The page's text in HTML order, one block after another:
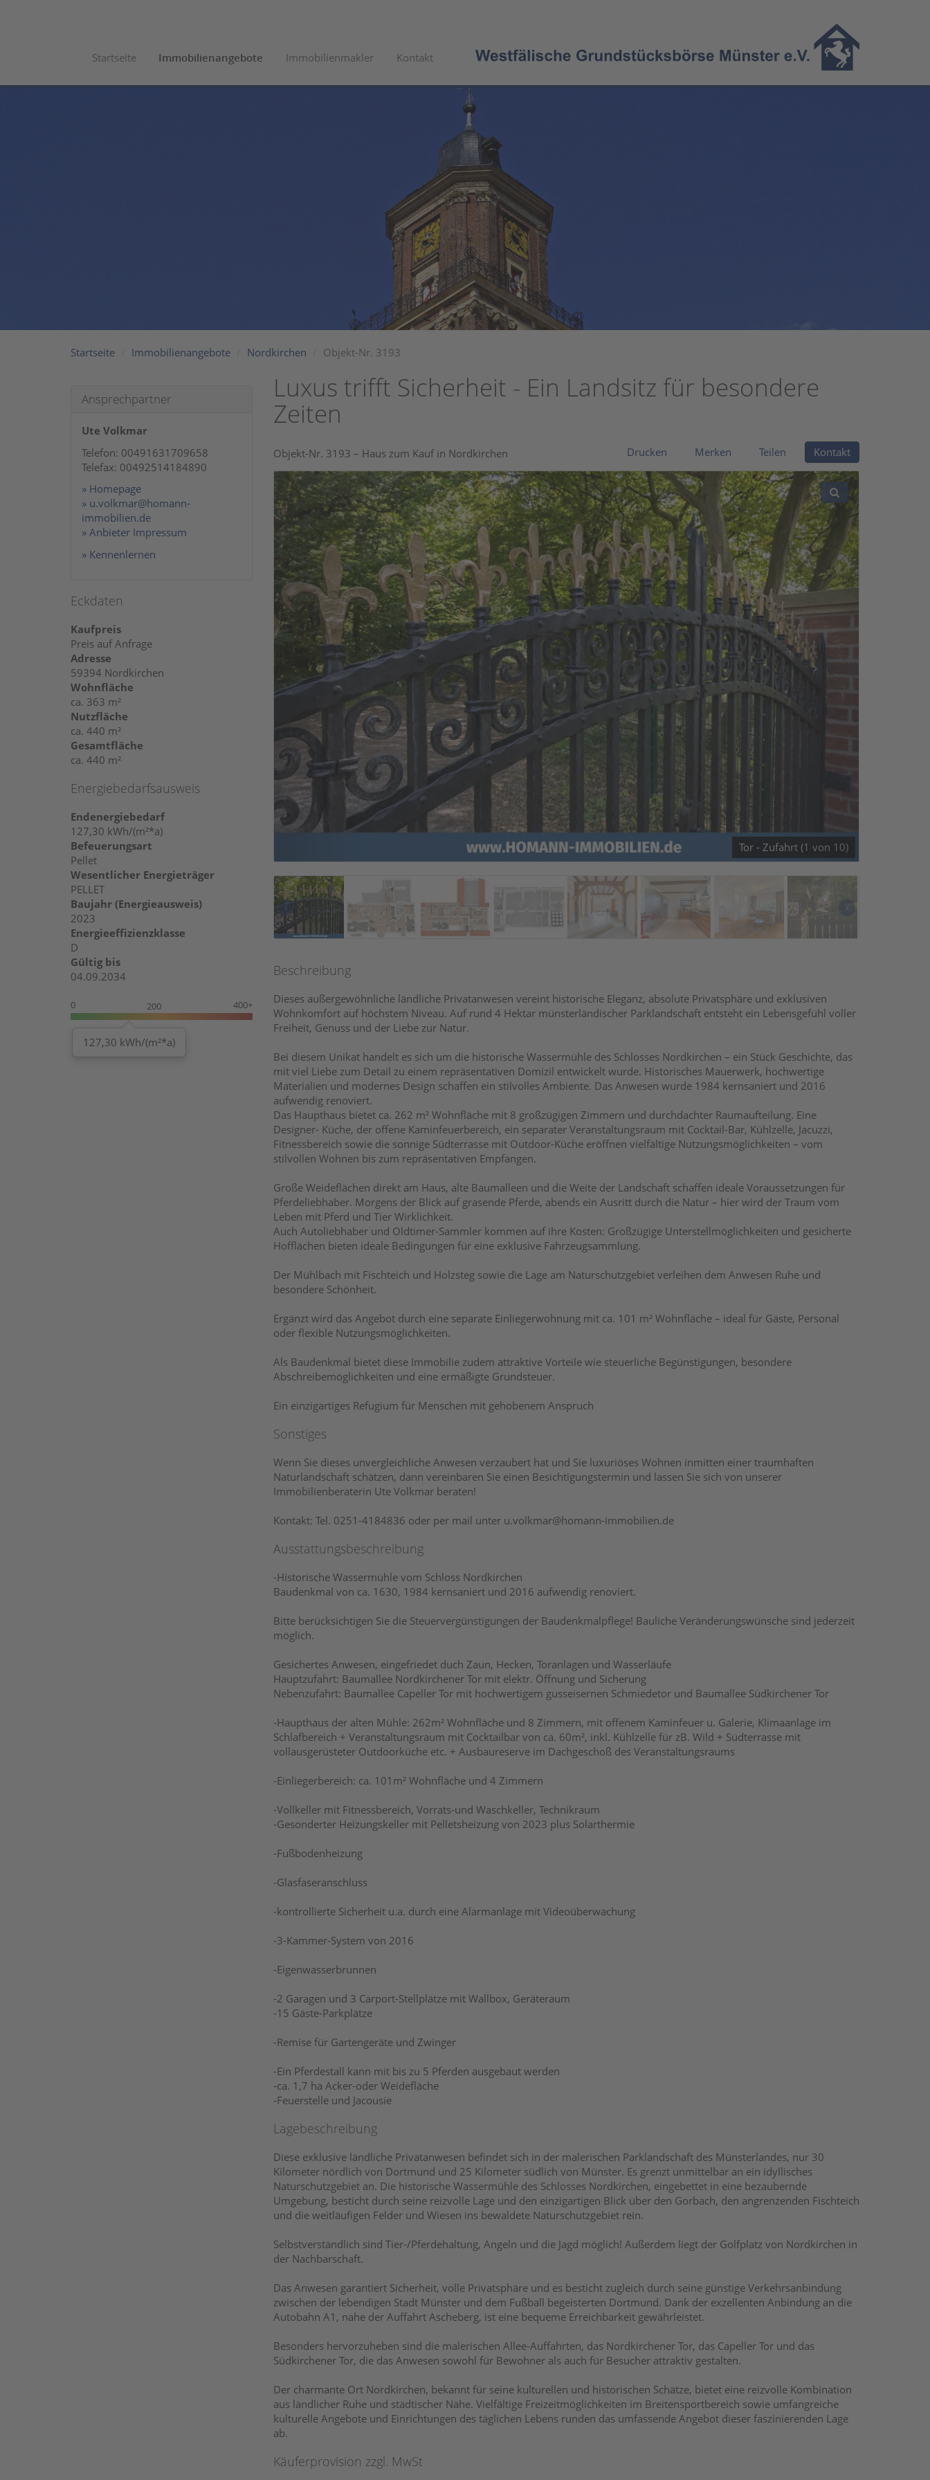
Startseite Immobilienangebote Immobilienmakler Kontakt
Startseite Immobilienangebote Nordkirchen Objekt-Nr. 3193
Ansprechpartner
Ute Volkmar
Telefon: 00491631709658
Telefax: 00492514184890
» Homepage
» u.volkmar@homann-
immobilien.de
» Anbieter Impressum
» Kennenlernen
Eckdaten
Kaufpreis
Preis auf Anfrage
Adresse
59394 Nordkirchen
Wohnfläche
ca. 363 m²
Nutzfläche
ca. 440 m²
Gesamtfläche
ca. 440 m²
Energiebedarfsausweis
Endenergiebedarf
127,30 kWh/(m²*a)
Befeuerungsart
Pellet
Wesentlicher Energieträger
PELLET
Baujahr (Energieausweis)
2023
Energieeffizienzklasse
D
Gültig bis
04.09.2034
0 200 400+
127,30 kWh/(m²*a)
Luxus trifft Sicherheit - Ein Landsitz für besondere
Zeiten
Objekt-Nr. 3193 – Haus zum Kauf in Nordkirchen Drucken Merken Teilen Kontakt
Tor - Zufahrt (1 von 10)
Beschreibung
Dieses außergewöhnliche ländliche Privatanwesen vereint historische Eleganz, absolute Privatsphäre und exklusiven
Wohnkomfort auf höchstem Niveau. Auf rund 4 Hektar münsterländischer Parklandschaft entsteht ein Lebensgefühl voller
Freiheit, Genuss und der Liebe zur Natur.
Bei diesem Unikat handelt es sich um die historische Wassermühle des Schlosses Nordkirchen – ein Stück Geschichte, das
mit viel Liebe zum Detail zu einem repräsentativen Domizil entwickelt wurde. Historisches Mauerwerk, hochwertige
Materialien und modernes Design schaffen ein stilvolles Ambiente. Das Anwesen wurde 1984 kernsaniert und 2016
aufwendig renoviert.
Das Haupthaus bietet ca. 262 m² Wohnfläche mit 8 großzügigen Zimmern und durchdachter Raumaufteilung. Eine
Designer- Küche, der offene Kaminfeuerbereich, ein separater Veranstaltungsraum mit Cocktail-Bar, Kühlzelle, Jacuzzi,
Fitnessbereich sowie die sonnige Südterrasse mit Outdoor-Küche eröffnen vielfältige Nutzungsmöglichkeiten – vom
stilvollen Wohnen bis zum repräsentativen Empfangen.
Große Weideflächen direkt am Haus, alte Baumalleen und die Weite der Landschaft schaffen ideale Voraussetzungen für
Pferdeliebhaber. Morgens der Blick auf grasende Pferde, abends ein Ausritt durch die Natur – hier wird der Traum vom
Leben mit Pferd und Tier Wirklichkeit.
Auch Autoliebhaber und Oldtimer-Sammler kommen auf ihre Kosten: Großzügige Unterstellmöglichkeiten und gesicherte
Hofflächen bieten ideale Bedingungen für eine exklusive Fahrzeugsammlung.
Der Mühlbach mit Fischteich und Holzsteg sowie die Lage am Naturschutzgebiet verleihen dem Anwesen Ruhe und
besondere Schönheit.
Ergänzt wird das Angebot durch eine separate Einliegerwohnung mit ca. 101 m² Wohnfläche – ideal für Gäste, Personal
oder flexible Nutzungsmöglichkeiten.
Als Baudenkmal bietet diese Immobilie zudem attraktive Vorteile wie steuerliche Begünstigungen, besondere
Abschreibemöglichkeiten und eine ermäßigte Grundsteuer.
Ein einzigartiges Refugium für Menschen mit gehobenem Anspruch
Sonstiges
Wenn Sie dieses unvergleichliche Anwesen verzaubert hat und Sie luxuriöses Wohnen inmitten einer traumhaften
Naturlandschaft schätzen, dann vereinbaren Sie einen Besichtigungstermin und lassen Sie sich von unserer
Immobilienberaterin Ute Volkmar beraten!
Kontakt: Tel. 0251-4184836 oder per mail unter u.volkmar@homann-immobilien.de
Ausstattungsbeschreibung
-Historische Wassermühle vom Schloss Nordkirchen
Baudenkmal von ca. 1630, 1984 kernsaniert und 2016 aufwendig renoviert.
Bitte berücksichtigen Sie die Steuervergünstigungen der Baudenkmalpflege! Bauliche Veränderungswünsche sind jederzeit
möglich.
Gesichertes Anwesen, eingefriedet duch Zaun, Hecken, Toranlagen und Wasserläufe
Hauptzufahrt: Baumallee Nordkirchener Tor mit elektr. Öffnung und Sicherung
Nebenzufahrt: Baumallee Capeller Tor mit hochwertigem gusseisernen Schmiedetor und Baumallee Südkirchener Tor
-Haupthaus der alten Mühle: 262m² Wohnfläche und 8 Zimmern, mit offenem Kaminfeuer u. Galerie, Klimaanlage im
Schlafbereich + Veranstaltungsraum mit Cocktailbar von ca. 60m², inkl. Kühlzelle für zB. Wild + Südterrasse mit
vollausgerüsteter Outdoorküche etc. + Ausbaureserve im Dachgeschoß des Veranstaltungsraums
-Einliegerbereich: ca. 101m² Wohnfläche und 4 Zimmern
-Vollkeller mit Fitnessbereich, Vorrats-und Waschkeller, Technikraum
-Gesonderter Heizungskeller mit Pelletsheizung von 2023 plus Solarthermie
-Fußbodenheizung
-Glasfaseranschluss
-kontrollierte Sicherheit u.a. durch eine Alarmanlage mit Videoüberwachung
-3-Kammer-System von 2016
-Eigenwasserbrunnen
-2 Garagen und 3 Carport-Stellplätze mit Wallbox, Geräteraum
-15 Gäste-Parkplätze
-Remise für Gartengeräte und Zwinger
-Ein Pferdestall kann mit bis zu 5 Pferden ausgebaut werden
-ca. 1,7 ha Acker-oder Weidefläche
-Feuerstelle und Jacousie
Lagebeschreibung
Diese exklusive ländliche Privatanwesen befindet sich in der malerischen Parklandschaft des Münsterlandes, nur 30
Kilometer nördlich von Dortmund und 25 Kilometer südlich von Münster. Es grenzt unmittelbar an ein idyllisches
Naturschutzgebiet an. Die historische Wassermühle des Schlosses Nordkirchen, eingebettet in eine bezaubernde
Umgebung, besticht durch seine reizvolle Lage und den einzigartigen Blick über den Gorbach, den angrenzenden Fischteich
und die weitläufigen Felder und Wiesen ins bewaldete Naturschutzgebiet rein.
Selbstverständlich sind Tier-/Pferdehaltung, Angeln und die Jagd möglich! Außerdem liegt der Golfplatz von Nordkirchen in
der Nachbarschaft.
Das Anwesen garantiert Sicherheit, volle Privatsphäre und es besticht zugleich durch seine günstige Verkehrsanbindung
zwischen der lebendigen Stadt Münster und dem Fußball begeisterten Dortmund. Dank der exzellenten Anbindung an die
Autobahn A1, nahe der Auffahrt Ascheberg, ist eine bequeme Erreichbarkeit gewährleistet.
Besonders hervorzuheben sind die malerischen Allee-Auffahrten, das Nordkirchener Tor, das Capeller Tor und das
Südkirchener Tor, die das Anwesen sowohl für Bewohner als auch für Besucher attraktiv gestalten.
Der charmante Ort Nordkirchen, bekannt für seine kulturellen und historischen Schätze, bietet eine reizvolle Kombination
aus ländlicher Ruhe und städtischer Nähe. Vielfältige Freizeitmöglichkeiten im Breitensportbereich sowie umfangreiche
kulturelle Angebote und Einrichtungen des täglichen Lebens runden das umfassende Angebot dieser faszinierenden Lage
ab.
Käuferprovision zzgl. MwSt